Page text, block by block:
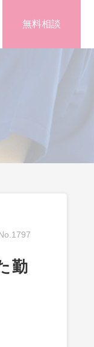
無料相談
勤